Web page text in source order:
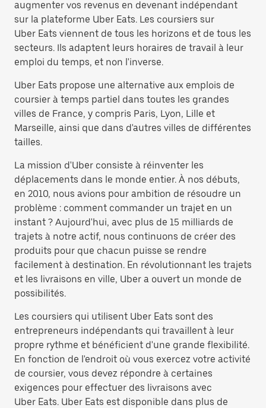
augmenter vos revenus en devenant indépendant
sur la plateforme Uber Eats. Les coursiers sur
Uber Eats viennent de tous les horizons et de tous les
secteurs. Ils adaptent leurs horaires de travail à leur
emploi du temps, et non l'inverse.
Uber Eats propose une alternative aux emplois de
coursier à temps partiel dans toutes les grandes
villes de France, y compris Paris, Lyon, Lille et
Marseille, ainsi que dans d'autres villes de différentes
tailles.
La mission d'Uber consiste à réinventer les
déplacements dans le monde entier. À nos débuts,
en 2010, nous avions pour ambition de résoudre un
problème : comment commander un trajet en un
instant ? Aujourd'hui, avec plus de 15 milliards de
trajets à notre actif, nous continuons de créer des
produits pour que chacun puisse se rendre
facilement à destination. En révolutionnant les trajets
et les livraisons en ville, Uber a ouvert un monde de
possibilités.
Les coursiers qui utilisent Uber Eats sont des
entrepreneurs indépendants qui travaillent à leur
propre rythme et bénéficient d'une grande flexibilité.
En fonction de l'endroit où vous exercez votre activité
de coursier, vous devez répondre à certaines
exigences pour effectuer des livraisons avec
Uber Eats. Uber Eats est disponible dans plus de